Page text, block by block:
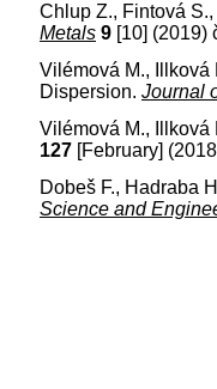
Chlup Z., Fintová
Metals 9 [10] (2019)
Vilémová M., Illková
Dispersion. Journal
Vilémová M., Illková
127 [February]
Dobeš F., Hadraba
Science and